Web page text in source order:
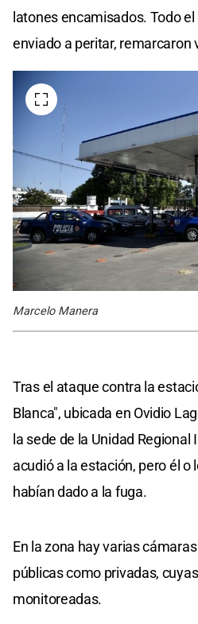
latones encamisados. Todo
enviado a peritar, remarcaron
Marcelo Manera
Tras el ataque contra la
Blanca", ubicada en Ovidio
la sede de la Unidad
acudió a la estación, pero él o
habían dado a la fuga.
En la zona hay varias
públicas como privadas,
monitoreadas.